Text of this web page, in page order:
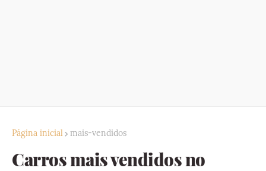
Página inicial mais-vendidos
Carros mais vendidos no